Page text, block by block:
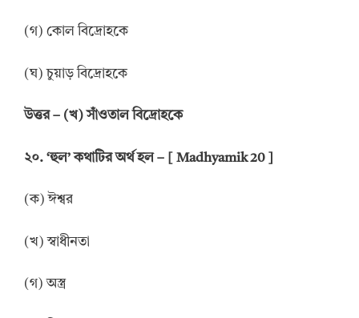
(গ) কোল বিদ্রোহকে
(ঘ) চুয়াড় বিদ্রোহকে
উত্তর– (খ) সাঁওতাল বিদ্রোহকে
২০. ‘হুল’ কথাটির অর্থ হল – [ Madhyamik 20 ]
(ক) ঈশ্বর
(খ) স্বাধীনতা
(গ) অস্ত্র